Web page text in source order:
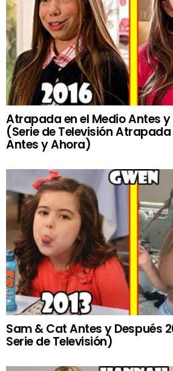
Atrapada en el Medio Antes y
(Serie de Televisión Atrapada
Antes y Ahora)
Sam & Cat Antes y Después
Serie de Televisión)